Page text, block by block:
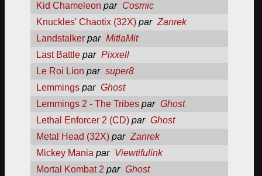
Kid Chameleon par Cosmic
Knuckles' Chaotix (32X) par Zanrek
Landstalker par MitlaMit
Last Battle par Pixxell
Le Roi Lion par super8
Lemmings par Ghost
Lemmings 2 - The Tribes par Ghost
Lethal Enforcer 2 (CD) par Ghost
Metal Head (32X) par Zanrek
Mickey Mania par Viewtifulink
Mortal Kombat 2 par Ghost